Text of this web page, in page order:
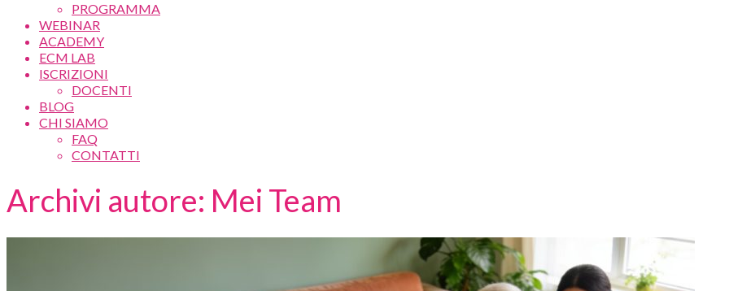
PROGRAMMA
WEBINAR
ACADEMY
ECM LAB
ISCRIZIONI
DOCENTI
BLOG
CHI SIAMO
FAQ
CONTATTI
Archivi autore: Mei Team